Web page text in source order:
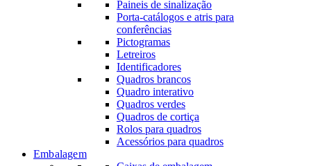
Paineis de sinalização
Porta-catálogos e atris para
conferências
Pictogramas
Letreiros
Identificadores
Quadros brancos
Quadro interativo
Quadros verdes
Quadros de cortiça
Rolos para quadros
Acessórios para quadros
Embalagem